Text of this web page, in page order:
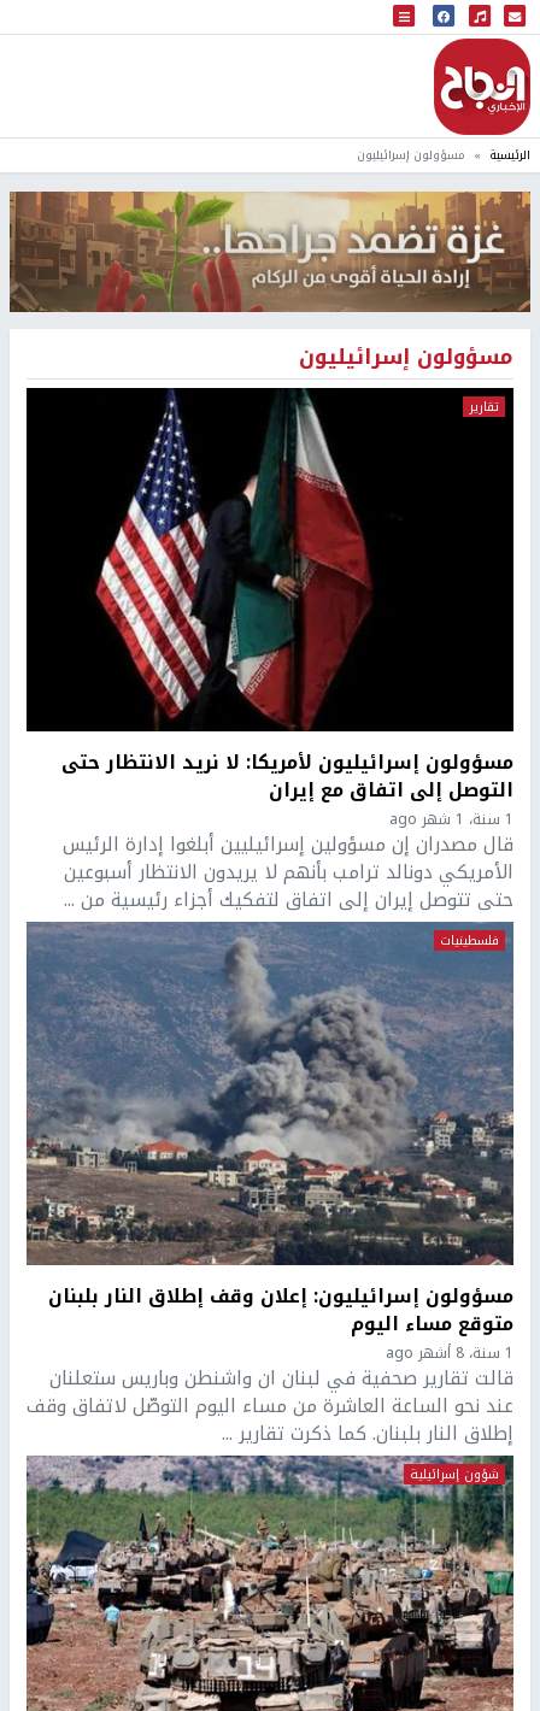
البث المباشر
إذاعة النجاح
الرئيسية مسؤولون إسرائيليون
مسؤولون إسرائيليون
تقارير
مسؤولون إسرائيليون لأمريكا: لا نريد الانتظار حتى
التوصل إلى اتفاق مع إيران
1 سنة، 1 شهر ago
قال مصدران إن مسؤولين إسرائيليين أبلغوا إدارة الرئيس
الأمريكي دونالد ترامب بأنهم لا يريدون الانتظار أسبوعين
حتى تتوصل إيران إلى اتفاق لتفكيك أجزاء رئيسية من ...
فلسطينيات
مسؤولون إسرائيليون: إعلان وقف إطلاق النار بلبنان
متوقع مساء اليوم
1 سنة، 8 أشهر ago
قالت تقارير صحفية في لبنان ان واشنطن وباريس ستعلنان
عند نحو الساعة العاشرة من مساء اليوم التوصّل لاتفاق وقف
إطلاق النار بلبنان. كما ذكرت تقارير ...
شؤون إسرائيلية